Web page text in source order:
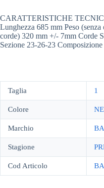
CARATTERISTICHE
Lunghezza 685 mm Peso
corde) 320 mm +/- 7mm Corde
Sezione 23-26-23
Taglia 1
Colore
Marchio
Stagione
Cod Articolo